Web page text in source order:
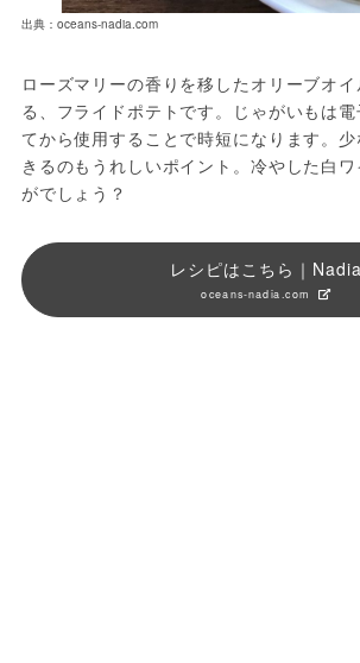
出典：oceans-nadia.com
ローズマリーの香りを移したオリーブオ
る、フライドポテトです。じゃがいもは
てから使用することで時短になります。
きるのもうれしいポイント。冷やした白
がでしょう？
レシピはこちら｜Nadia
oceans-nadia.com